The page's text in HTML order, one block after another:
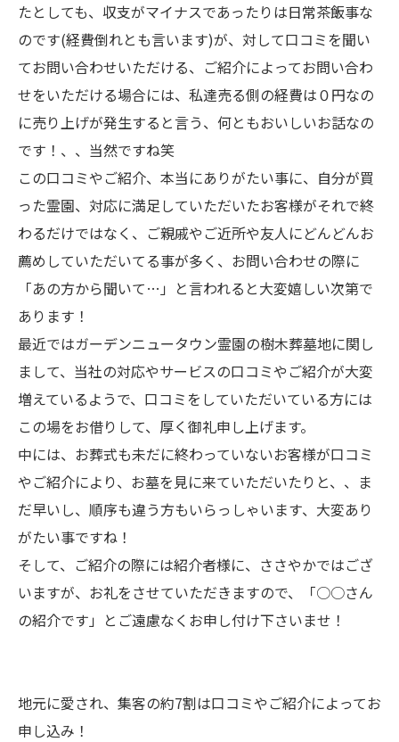
たとしても、収支がマイナスであったりは日常茶飯事な
のです(経費倒れとも言います)が、対して口コミを聞い
てお問い合わせいただける、ご紹介によってお問い合わ
せをいただける場合には、私達売る側の経費は０円なの
に売り上げが発生すると言う、何ともおいしいお話なの
です！、、当然ですね笑
この口コミやご紹介、本当にありがたい事に、自分が買
った霊園、対応に満足していただいたお客様がそれで終
わるだけではなく、ご親戚やご近所や友人にどんどんお
薦めしていただいてる事が多く、お問い合わせの際に
「あの方から聞いて…」と言われると大変嬉しい次第で
あります！
最近ではガーデンニュータウン霊園の樹木葬墓地に関し
まして、当社の対応やサービスの口コミやご紹介が大変
増えているようで、口コミをしていただいている方には
この場をお借りして、厚く御礼申し上げます。
中には、お葬式も未だに終わっていないお客様が口コミ
やご紹介により、お墓を見に来ていただいたりと、、ま
だ早いし、順序も違う方もいらっしゃいます、大変あり
がたい事ですね！
そして、ご紹介の際には紹介者様に、ささやかではござ
いますが、お礼をさせていただきますので、「○○さん
の紹介です」とご遠慮なくお申し付け下さいませ！
地元に愛され、集客の約7割は口コミやご紹介によってお
申し込み！